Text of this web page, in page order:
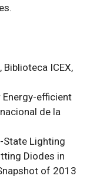
ICEX,
Energy-efficient
de la
State Lighting
Diodes in
of 2013